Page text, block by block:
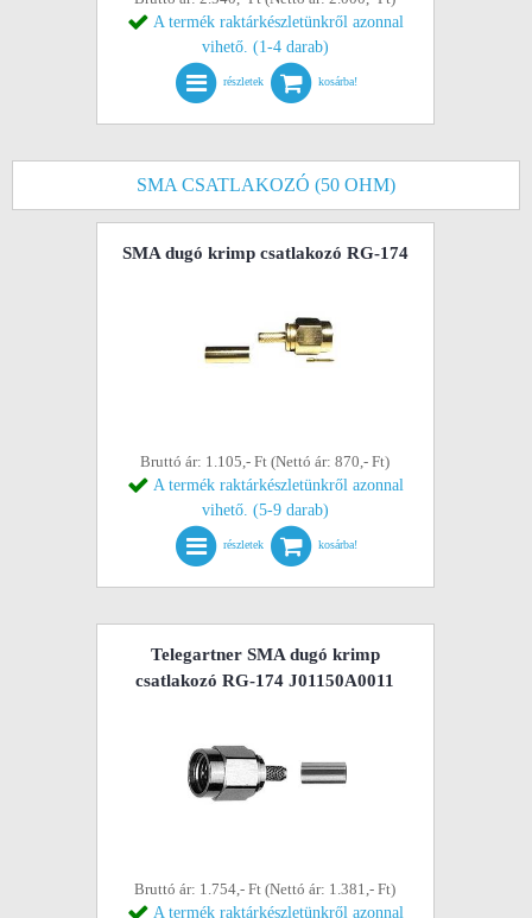
A termék raktárkészletünkről azonnal
vihető. (1-4 darab)
részletek kosárba!
SMA CSATLAKOZÓ (50 OHM)
SMA dugó krimp csatlakozó RG-174
Bruttó ár: 1.105,- Ft (Nettó ár: 870,- Ft)
A termék raktárkészletünkről azonnal
vihető. (5-9 darab)
részletek kosárba!
Telegartner SMA dugó krimp
csatlakozó RG-174 J01150A0011
Bruttó ár: 1.754,- Ft (Nettó ár: 1.381,- Ft)
A termék raktárkészletünkről azonnal